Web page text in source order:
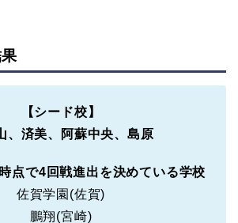
【シード校】
、済美、阿蘇中央、島原
点で4回戦進出を決めている学校
佐賀学園(佐賀)
鵬翔(宮崎)